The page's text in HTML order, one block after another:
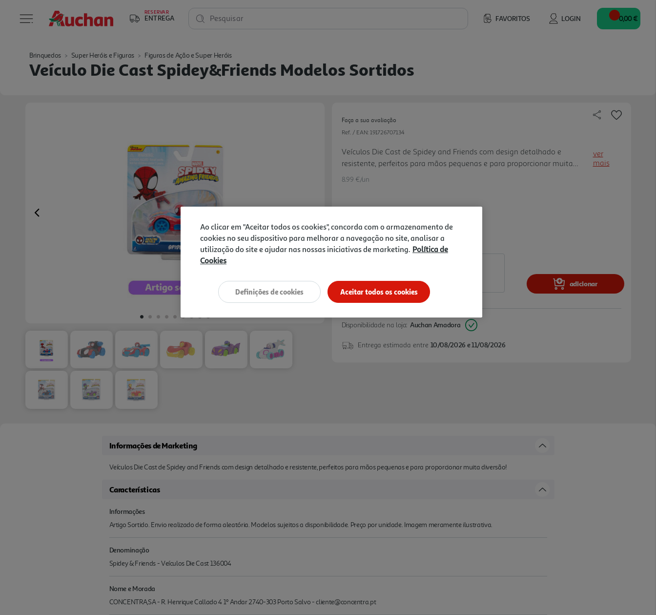
RESERVAR
ENTREGA FAVORITOS LOGIN
Pesquisar 0,00 €
Brinquedos Super Heróis e Figuras Figuras de Ação e Super Heróis
Veículo Die Cast Spidey&friends Modelos Sortidos
Previous
Faça a sua avaliação
Ref. / EAN: 191726707134
Veículos Die Cast de Spidey and Friends com design detalhado e
resistente, perfeitos para mãos pequenas e para proporcionar muita
diversão!
ver
mais
8.99 €/un
8,99 €
Notas de preparação
adicionar
Disponibilidade na loja: Auchan Amadora
Entrega estimada entre 10/08/2026 e 11/08/2026
Informações de Marketing
Veículos Die Cast de Spidey and Friends com design detalhado e resistente, perfeitos para mãos pequenas e para proporcionar muita diversão!
Características
Informações
Artigo Sortido. Envio realizado de forma aleatória. Modelos sujeitos a disponibilidade. Preço por unidade. Imagem meramente ilustrativa.
Denominação
Spidey & Friends - Veículos Die Cast 136004
Nome e Morada
CONCENTRA,SA - R. Henrique Callado 4 1º Andar 2740-303 Porto Salvo - cliente@concentra.pt
Ao clicar em "Aceitar todos os cookies", concorda com o armazenamento de
cookies no seu dispositivo para melhorar a navegação no site, analisar a
utilização do site e ajudar nas nossas iniciativas de marketing. Política de
Cookies
Aceitar todos os cookies
Definições de cookies